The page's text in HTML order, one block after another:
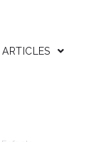
ARTICLES